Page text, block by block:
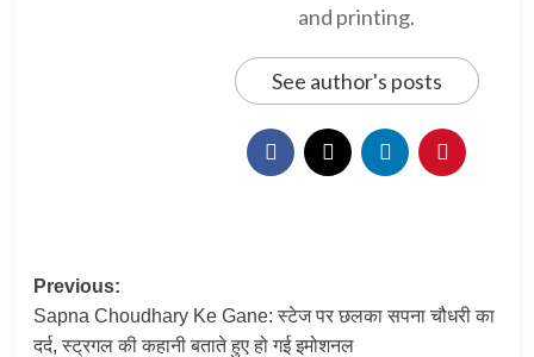
and printing.
See author's posts
Post
navigation
Previous:
Sapna Choudhary Ke Gane: स्टेज पर छलका सपना चौधरी का
दर्द, स्ट्रगल की कहानी बताते हुए हो गई इमोशनल